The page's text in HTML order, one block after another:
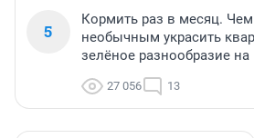
5
Кормить раз в месяц.
необычным украсить
зелёное разнообразие
27 056 13